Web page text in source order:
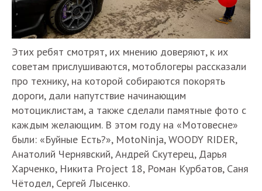
Этих ребят смотрят, их мнению доверяют, к их
советам прислушиваются, мотоблогеры рассказали
про технику, на которой собираются покорять
дороги, дали напутствие начинающим
мотоциклистам, а также сделали памятные фото с
каждым желающим. В этом году на «Мотовесне»
были: «Буйные Есть?», MotoNinja, WOODY RIDER,
Анатолий Чернявский, Андрей Скутерец, Дарья
Харченко, Никита Project 18, Роман Курбатов, Саня
Чётодел, Сергей Лысенко.